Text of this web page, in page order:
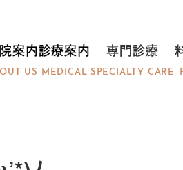
案内
US
診療案内
MEDICAL
専門診療
SPECIALTY CARE